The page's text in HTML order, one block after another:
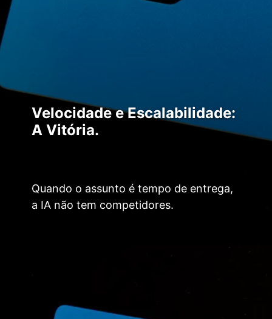
Velocidade e Escalabilidade:
A Vitória.
Quando o assunto é tempo de entrega,
a IA não tem competidores.